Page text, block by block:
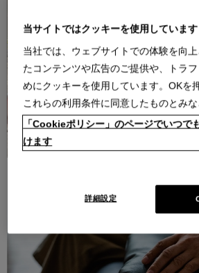
当サイトではクッキーを使用しています
当社では、ウェブサイトでの体験を向
たコンテンツや広告のご提供や、トラ
めにクッキーを使用しています。OKを
これらの利用条件に同意したものとみな
「Cookieポリシー」のページでいつで
けます
詳細設定